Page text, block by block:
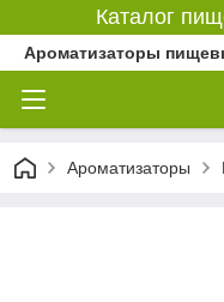
Каталог
Ароматизаторы
Ароматизаторы